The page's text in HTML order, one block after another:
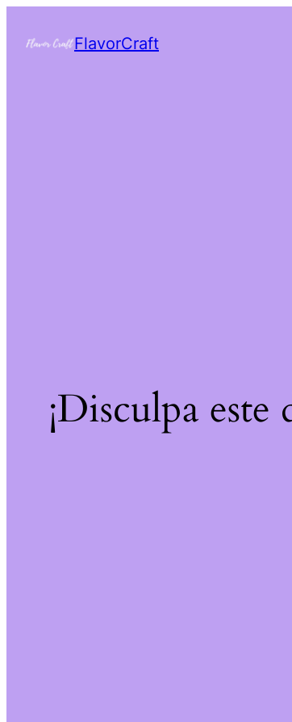
FlavorCraft
¡Disculpa